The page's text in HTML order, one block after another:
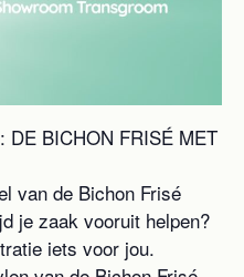
DE BICHON FRISÉ MET
van de Bichon Frisé
je zaak vooruit helpen?
iets voor jou.